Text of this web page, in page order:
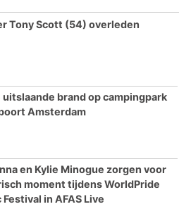
Tony Scott (54) overleden
uitslaande brand op campingpark
Amsterdam
en Kylie Minogue zorgen voor
moment tijdens WorldPride
Festival in AFAS Live